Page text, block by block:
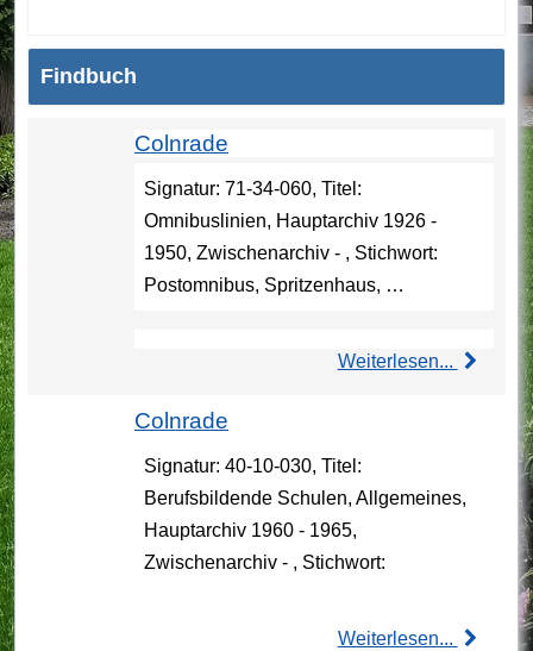
Findbuch
Colnrade
Signatur: 71-34-060, Titel:
Omnibuslinien, Hauptarchiv 1926 -
1950, Zwischenarchiv - , Stichwort:
Postomnibus, Spritzenhaus, …
Weiterlesen...
Colnrade
Signatur: 40-10-030, Titel:
Berufsbildende Schulen, Allgemeines,
Hauptarchiv 1960 - 1965,
Zwischenarchiv - , Stichwort:
Weiterlesen...